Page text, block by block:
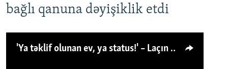
bağlı qanuna dəyişiklik etdi
'Ya təklif olunan ev, ya status!' – Laçın köçkünü: 'Laçından başqa heç hara!'